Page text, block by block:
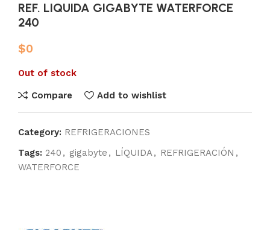
REF. LIQUIDA GIGABYTE WATERFORCE
240
$0
Out of stock
Compare Add to wishlist
Category: REFRIGERACIONES
Tags: 240 , gigabyte , LÍQUIDA, REFRIGERACIÓN ,
WATERFORCE